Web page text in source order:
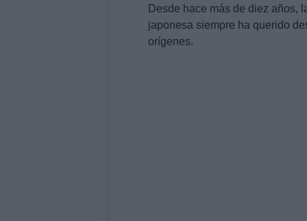
Desde hace más de diez años,
japonesa siempre ha querido
orígenes.